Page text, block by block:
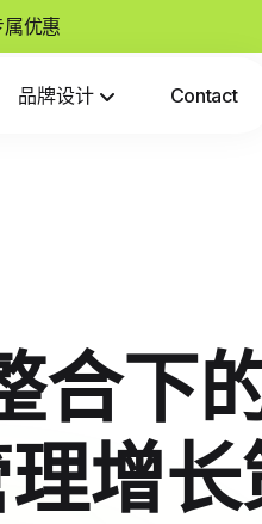
优惠
品牌设计 Contact
合下
增长